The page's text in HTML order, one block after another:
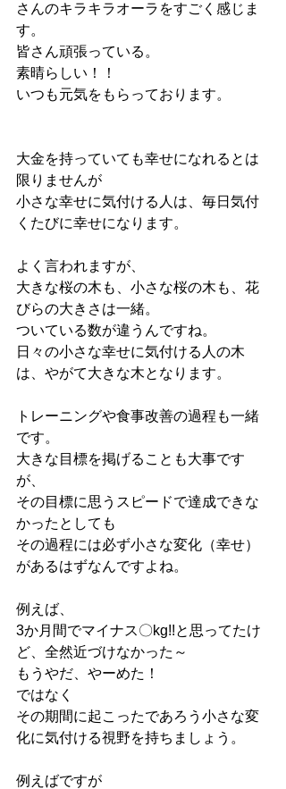
さんのキラキラオーラをすごく感じま
す。
皆さん頑張っている。
素晴らしい！！
いつも元気をもらっております。
大金を持っていても幸せになれるとは
限りませんが
小さな幸せに気付ける人は、毎日気付
くたびに幸せになります。
よく言われますが、
大きな桜の木も、小さな桜の木も、花
びらの大きさは一緒。
ついている数が違うんですね。
日々の小さな幸せに気付ける人の木
は、やがて大きな木となります。
トレーニングや食事改善の過程も一緒
です。
大きな目標を掲げることも大事です
が、
その目標に思うスピードで達成できな
かったとしても
その過程には必ず小さな変化（幸せ）
があるはずなんですよね。
例えば、
3か月間でマイナス〇kg!!と思ってたけ
ど、全然近づけなかった～
もうやだ、やーめた！
ではなく
その期間に起こったであろう小さな変
化に気付ける視野を持ちましょう。
例えばですが